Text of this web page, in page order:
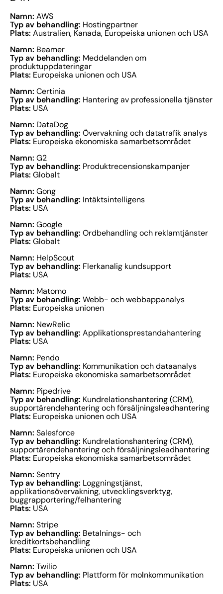
Namn: AWS
Typ av behandling: Hostingpartner
Plats: Australien, Kanada, Europeiska unionen och USA
Namn: Beamer
Typ av behandling: Meddelanden om
produktuppdateringar
Plats: Europeiska unionen och USA
Namn: Certinia
Typ av behandling: Hantering av professionella tjänster
Plats: USA
Namn: DataDog
Typ av behandling: Övervakning och datatrafik analys
Plats: Europeiska ekonomiska samarbetsområdet
Namn: G2
Typ av behandling: Produktrecensionskampanjer
Plats: Globalt
Namn: Gong
Typ av behandling: Intäktsintelligens
Plats: USA
Namn: Google
Typ av behandling: Ordbehandling och reklamtjänster
Plats: Globalt
Namn: HelpScout
Typ av behandling: Flerkanalig kundsupport
Plats: USA
Namn: Matomo
Typ av behandling: Webb- och webbappanalys
Plats: Europeiska unionen
Namn: NewRelic
Typ av behandling: Applikationsprestandahantering
Plats: USA
Namn: Pendo
Typ av behandling: Kommunikation och dataanalys
Plats: Europeiska ekonomiska samarbetsområdet
Namn: Pipedrive
Typ av behandling: Kundrelationshantering (CRM),
supportärendehantering och försäljningsleadhantering
Plats: Europeiska unionen och USA
Namn: Salesforce
Typ av behandling: Kundrelationshantering (CRM),
supportärendehantering och försäljningsleadhantering
Plats: Europeiska ekonomiska samarbetsområdet
Namn: Sentry
Typ av behandling: Loggningstjänst,
applikationsövervakning, utvecklingsverktyg,
buggrapportering/felhantering
Plats: USA
Namn: Stripe
Typ av behandling: Betalnings- och
kreditkortsbehandling
Plats: Europeiska unionen och USA
Namn: Twilio
Typ av behandling: Plattform för molnkommunikation
Plats: USA